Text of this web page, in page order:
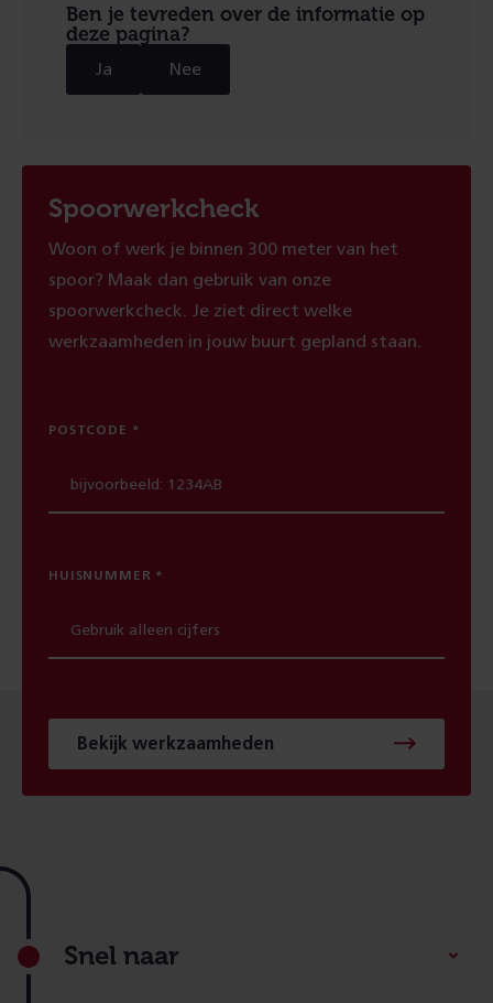
Ben je tevreden over de informatie op
deze pagina?
Ja Nee
Spoorwerkcheck
Woon of werk je binnen 300 meter van het
spoor? Maak dan gebruik van onze
spoorwerkcheck. Je ziet direct welke
werkzaamheden in jouw buurt gepland staan.
POSTCODE
HUISNUMMER
Bekijk werkzaamheden
Footer
Snel naar